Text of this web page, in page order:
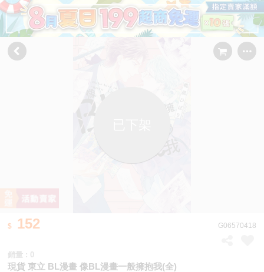
152 G06570418
銷量 : 0
現貨 東立 BL漫畫 像BL漫畫一般擁抱我(全)